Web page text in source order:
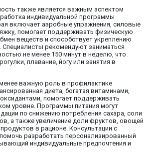
также является важным аспектом
индивидуальной программы
включает аэробные упражнения, силовые
помогает поддерживать физическую
веществ и способствует укреплению
рекомендуют заниматься
не менее 150 минут в неделю, что
плавание, йогу или занятия в
важную роль в профилактике
диета, богатая витаминами,
помогает поддерживать
уровне. Программы питания могут
по снижению потребления сахара, соли
а также увеличение доли фруктов, овощей
в рационе. Консультации с
разработать персонализированный
индивидуальные предпочтения и